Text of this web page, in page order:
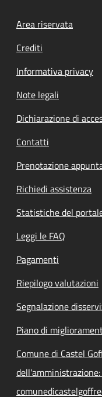
Footer
Area riservata
Crediti
Informativa privacy
Note legali
Dichiarazione di
Contatti
Prenotazione
Richiedi assistenza
Statistiche del
Leggi le FAQ
Pagamenti
Riepilogo valutazioni
Segnalazione
Piano di
Comune di Castel